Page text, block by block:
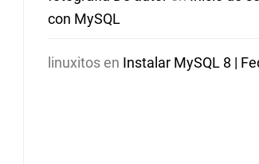
con MySQL
linuxitosen Instalar MySQL 8 |